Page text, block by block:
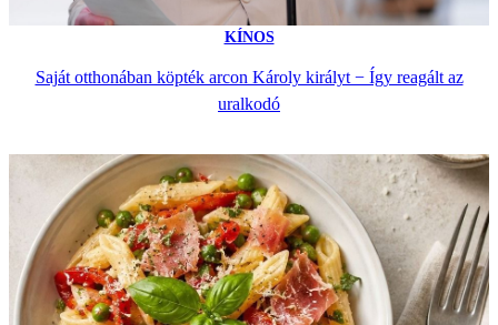
KÍNOS
Saját otthonában köpték arcon Károly királyt − Így reagált az
uralkodó